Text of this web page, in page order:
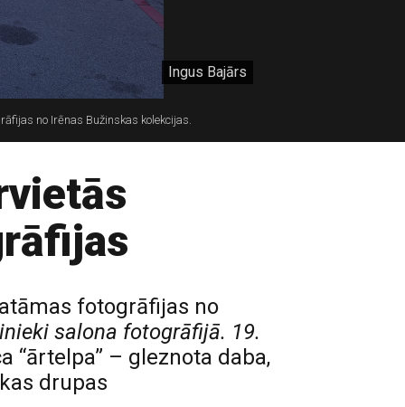
Ingus Bajārs
no Irēnas Bužinskas kolekcijas.
fotogrāfijas no
salona fotogrāfijā. 19.
“ārtelpa” – gleznota daba,
drupas